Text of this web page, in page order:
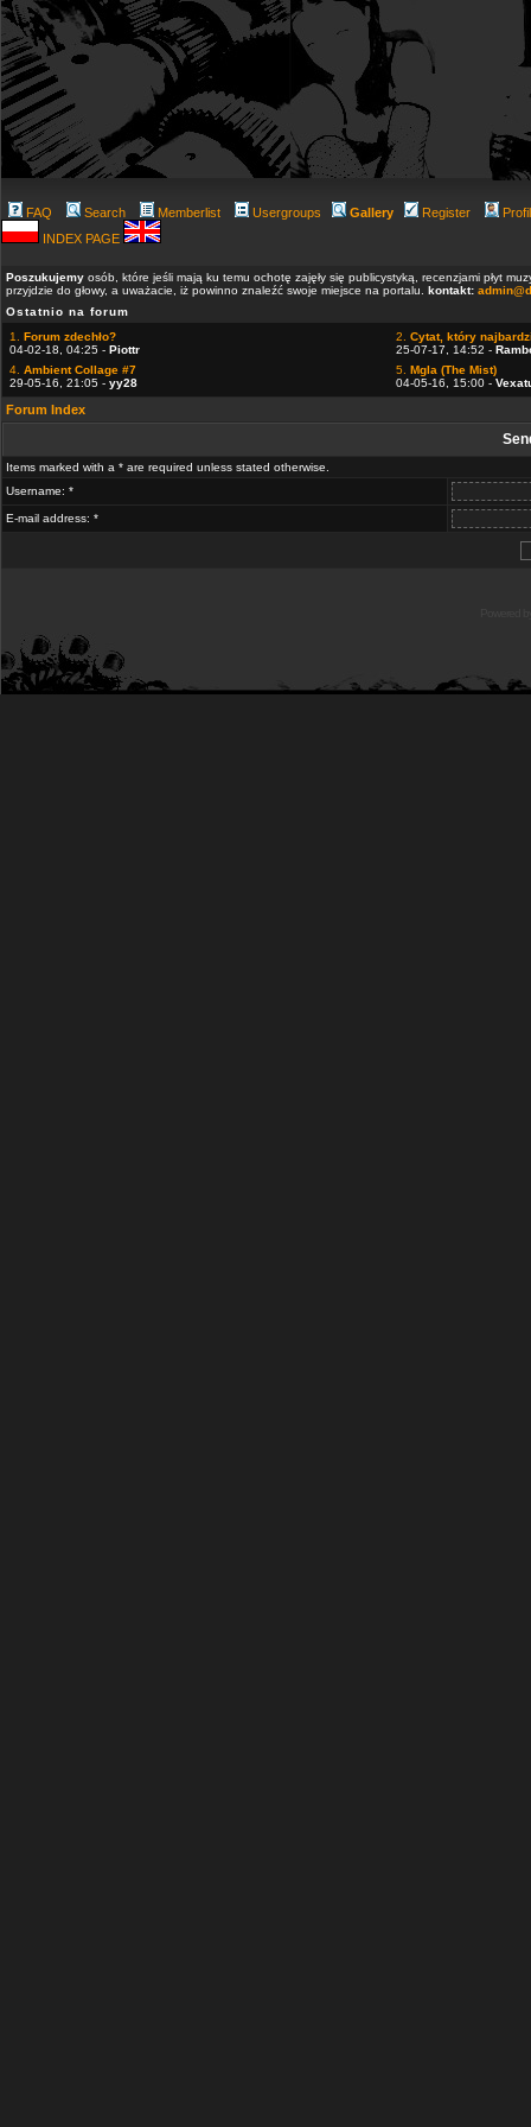
FAQ Search Memberlist Usergroups Gallery Register
INDEX PAGE
Poszukujemy osób, które jeśli mają ku temu ochotę zajęły się publicystyką, recenzjami płyt
przyjdzie do głowy, a uważacie, iż powinno znaleźć swoje miejsce na portalu. kontakt:
Ostatnio na forum
1. Forum zdechło?
04-02-18, 04:25 - Piottr
2. Cytat, który
25-07-17, 14:52 -
4. Ambient Collage #7
29-05-16, 21:05 - yy28
5. Mgla (The Mist)
04-05-16, 15:00 -
Forum Index
Items marked with a * are required unless stated otherwise.
Username: *
E-mail address: *